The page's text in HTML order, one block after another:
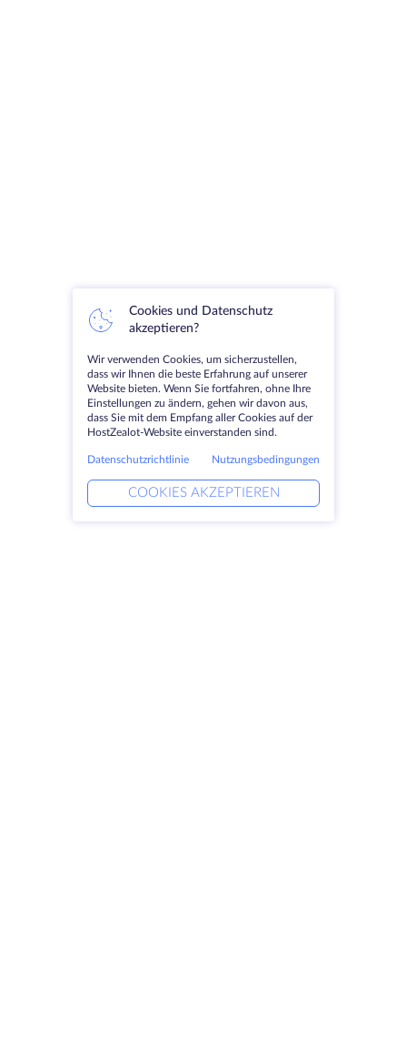
Cookies und Datenschutz
akzeptieren?
Wir verwenden Cookies, um sicherzustellen,
dass wir Ihnen die beste Erfahrung auf unserer
Website bieten. Wenn Sie fortfahren, ohne Ihre
Einstellungen zu ändern, gehen wir davon aus,
dass Sie mit dem Empfang aller Cookies auf der
HostZealot-Website einverstanden sind.
Datenschutzrichtlinie Nutzungsbedingungen
COOKIES AKZEPTIEREN